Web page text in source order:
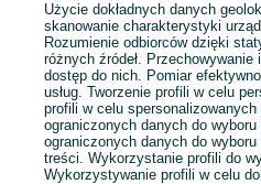
Użycie dokładnych danych
skanowanie charakterystyki
Rozumienie odbiorców dzięki
różnych źródeł.
dostęp do nich. Pomiar
usług. Tworzenie profili w celu
profili w celu
ograniczonych danych do
ograniczonych danych do
treści. Wykorzystanie profili do
Wykorzystywanie profili w celu